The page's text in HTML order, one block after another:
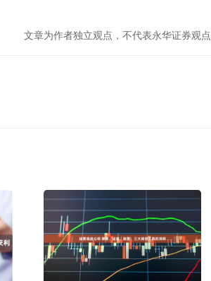
文章为作者独立观点，不代表永华证券观点